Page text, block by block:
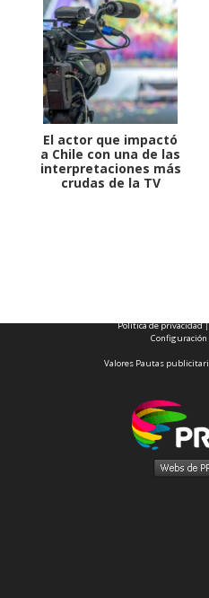
El actor que impactó
a Chile con una de las
interpretaciones más
crudas de la TV
Política de privacidad
Configuración
Valores Pautas